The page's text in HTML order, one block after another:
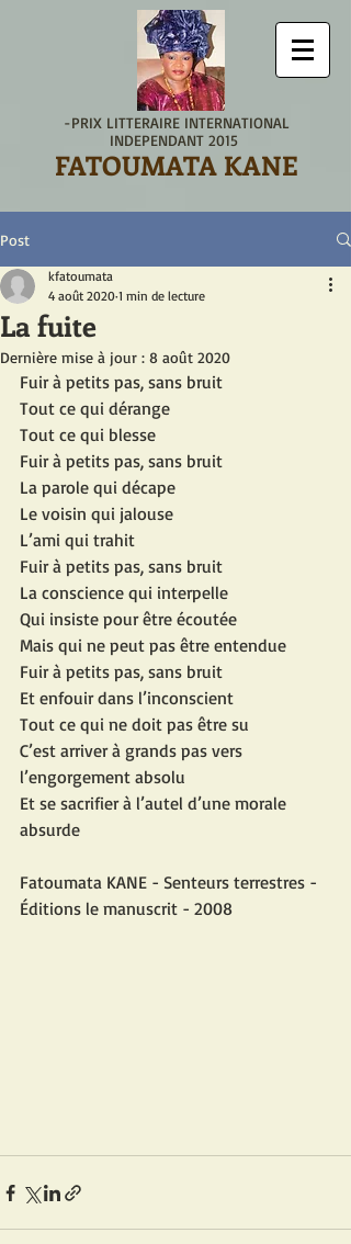
-PRIX LITTERAIRE INTERNATIONAL
INDEPENDANT 2015
FATOUMATA KANE
Post
La fuite
kfatoumata
4 août 2020 1 min de lecture
Dernière mise à jour : 8 août 2020
Fuir à petits pas, sans bruit
Tout ce qui dérange
Tout ce qui blesse
Fuir à petits pas, sans bruit
La parole qui décape
Le voisin qui jalouse
L’ami qui trahit
Fuir à petits pas, sans bruit
La conscience qui interpelle
Qui insiste pour être écoutée
Mais qui ne peut pas être entendue
Fuir à petits pas, sans bruit
Et enfouir dans l’inconscient
Tout ce qui ne doit pas être su
C’est arriver à grands pas vers
l’engorgement absolu
Et se sacrifier à l’autel d’une morale
absurde
Fatoumata KANE - Senteurs terrestres -
Éditions le manuscrit - 2008